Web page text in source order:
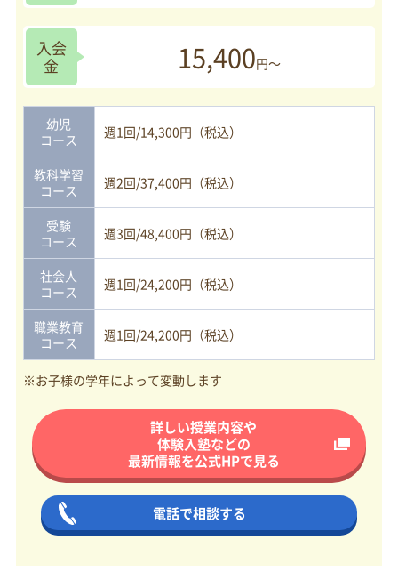
入会
金
15,400円～
幼児
コース
週1回/14,300円（税込）
教科学習
コース
週2回/37,400円（税込）
受験
コース
週3回/48,400円（税込）
社会人
コース
週1回/24,200円（税込）
職業教育
コース
週1回/24,200円（税込）
※お子様の学年によって変動します
詳しい授業内容や
体験入塾などの
最新情報を公式HPで見る
電話で相談する